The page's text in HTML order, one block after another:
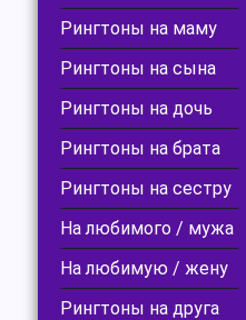
Рингтоны на маму
Рингтоны на сына
Рингтоны на дочь
Рингтоны на брата
Рингтоны на сестру
На любимого / мужа
На любимую / жену
Рингтоны на друга